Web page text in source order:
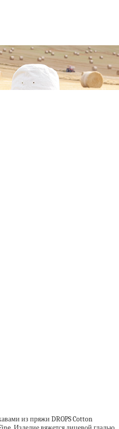
из пряжи DROPS Cotton